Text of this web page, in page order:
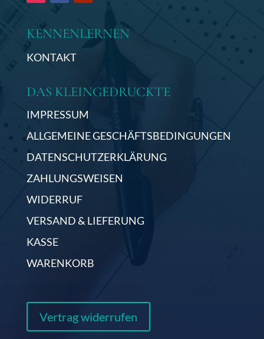
KENNENLERNEN
KONTAKT
DAS KLEINGEDRUCKTE
IMPRESSUM
ALLGEMEINE GESCHÄFTSBEDINGUNGEN
DATENSCHUTZERKLÄRUNG
ZAHLUNGSWEISEN
WIDERRUF
VERSAND & LIEFERUNG
KASSE
WARENKORB
Vertrag widerrufen